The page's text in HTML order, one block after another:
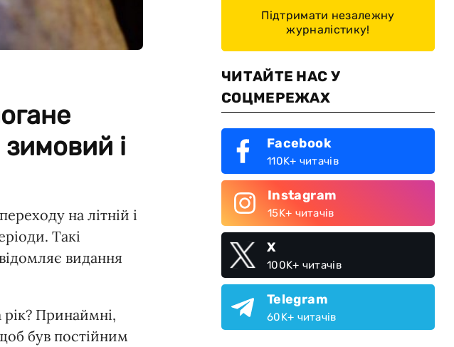
і
на літній і
Такі
видання
Принаймні,
був постійним
Підтримати незалежну
журналістику!
ЧИТАЙТЕ НАС У
СОЦМЕРЕЖАХ
Facebook
110K+ читачів
Instagram
15K+ читачів
X
100K+ читачів
Telegram
60K+ читачів